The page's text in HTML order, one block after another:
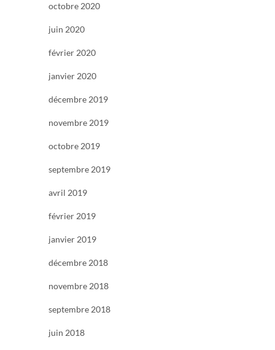
octobre 2020
juin 2020
février 2020
janvier 2020
décembre 2019
novembre 2019
octobre 2019
septembre 2019
avril 2019
février 2019
janvier 2019
décembre 2018
novembre 2018
septembre 2018
juin 2018